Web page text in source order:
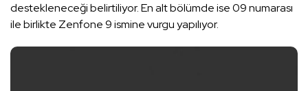
destekleneceği belirtiliyor. En alt bölümde ise 09 numarası
ile birlikte Zenfone 9 ismine vurgu yapılıyor.